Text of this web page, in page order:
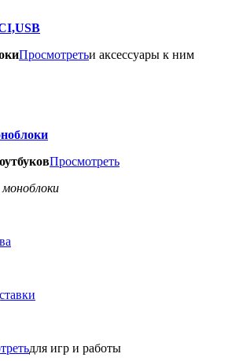
Просмотретьи аксессуары к ним
Просмотреть
для игр и работы